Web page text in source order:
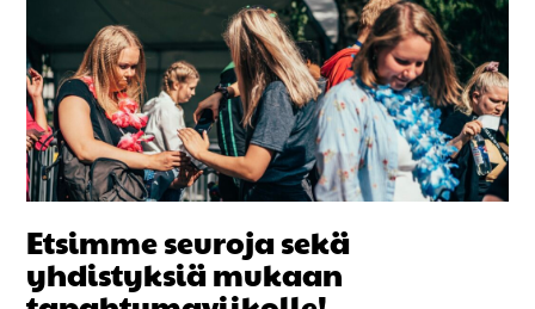
Etsimme seuroja sekä
yhdistyksiä mukaan